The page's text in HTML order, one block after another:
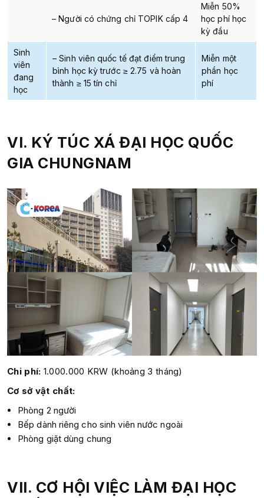
– Người có chứng chỉ TOPIK cấp 4
Miễn 50%
học phí học
kỳ đầu
Sinh
viên
đang
học
– Sinh viên quốc tế đạt điểm trung
bình học kỳ trước ≥ 2.75 và hoàn
thành ≥ 15 tín chỉ
Miễn một
phần học
phí
VI. KÝ TÚC XÁ ĐẠI HỌC QUỐC
GIA CHUNGNAM
Chi phí: 1.000.000 KRW (khoảng 3 tháng)
Cơ sở vật chất:
Phòng 2 người
Bếp dành riêng cho sinh viên nước ngoài
Phòng giặt dùng chung
VII. CƠ HỘI VIỆC LÀM ĐẠI HỌC